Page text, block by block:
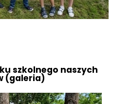
szkolnego naszych
(galeria)